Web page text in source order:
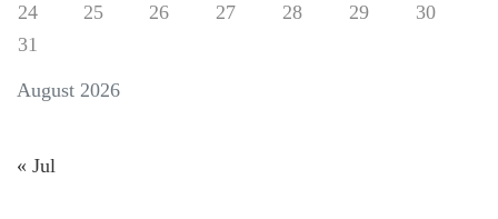
August 2026
24 25 26 27 28 29
30
31
« Jul